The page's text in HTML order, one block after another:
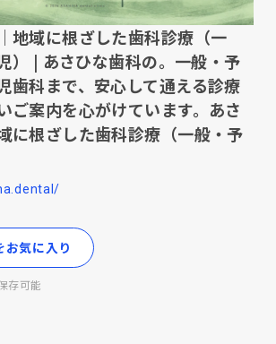
地域に根ざした歯科診療（一
） | あさひな歯科の。一般・予
歯科まで、安心して通える診療
ご案内を心がけています。あさ
に根ざした歯科診療（一般・予
お気に入り
存可能